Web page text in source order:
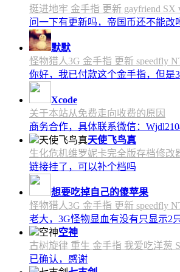
挺进地牢 金手指 更新 gayfriend SX
问一下有更新吗，帝国币还不能改
默默
怪物猎人3G 金手指 更新 speedfly
你好，我已付款这个金手指，但是
Xcode
关于本站从免费走向收费的原因
商务合作，具体联系微信：
天使飞鸟真
生化危机维罗妮卡完全版存档修改
链接挂了，可以补个档吗
想要吃掉自己的傻苹果
怪物猎人3G 金手指 更新 speedfly
老大，3G怪物显血有没有只显示2
空神
古树旋律 重生 金手指 我爱吃洋葱
已确认，感谢